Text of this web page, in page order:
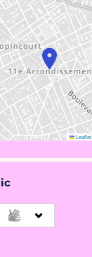
Leaflet